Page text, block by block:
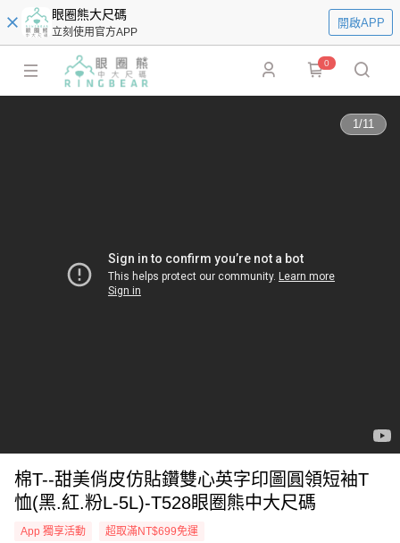
眼圈熊大尺碼
立刻使用官方APP
開啟APP
0
1/11
棉T--甜美俏皮仿貼鑽雙心英字印圖圓領短袖T
恤(黑.紅.粉L-5L)-T528眼圈熊中大尺碼
App 獨享活動 超取滿NT$699免運